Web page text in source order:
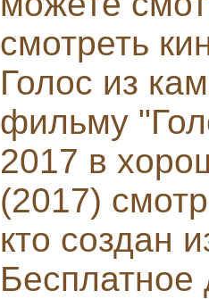
смотреть
Голос из
фильму
2017 в
(2017)
кто создан
Бесплатное